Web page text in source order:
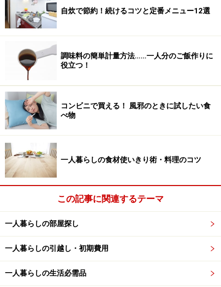
冷蔵の商品などには、このサービスが使えないことがあ
ります。
■営業所で受け取る
宅配業者の営業所でも、荷物は受け取ることができま
す。ただし、配達員が持ち出していることがあるため、
事前に連絡をしておきましょう。
営業所が近くにある場合は、止め置きサービス（
運輸・佐川急便）を利用するのもおすすめです。自宅を
配送先にせず、営業所で預かってもらうサービスです。
し、基本的に営業所に届いた際の連絡はありませんの
で、届いたかどうかは問い合わせ番号等で自分で確認す
コンビニ受け取りと同様に、サイズが大きいものや高額
なもの、冷凍および冷蔵の商品などには、このサービス
が使えないことがあります。
■郵便局留にする
荷物を郵便局宛にして受け取るという方法もあります
（郵便局留）。荷物の送付先を自宅や勤務先の近くの郵
自炊で節約！続けるコツと定番メニュー12選
調味料の簡単計量方法……一人分のご飯作りに
役立つ！
コンビニで買える！ 風邪のときに試したい食
べ物
一人暮らしの食材使いきり術・料理のコツ
この記事に関連するテーマ
一人暮らしの部屋探し
一人暮らしの引越し・初期費用
一人暮らしの生活必需品